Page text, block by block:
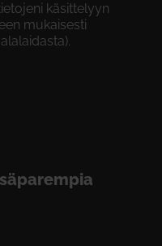
käsittelyyn
mukaisesti